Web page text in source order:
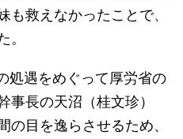
も救えなかったことで、
。
処遇をめぐって厚労省の
事長の天沼（桂文珍）
の目を逸らさせるため、